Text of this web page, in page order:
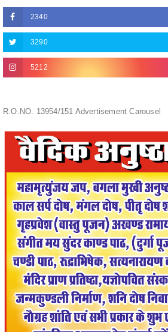
3290
5212
R.O.NO. 13954/151 Advertisement Carousel